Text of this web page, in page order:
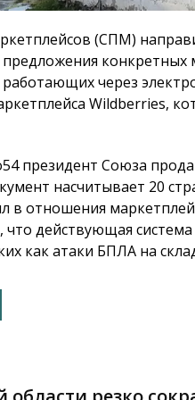
(СПМ)
через
Wildberries,
президент Союза
насчитывает 20
в отношения
что действующая
как атаки БПЛА на